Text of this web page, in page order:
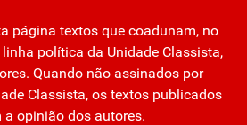
página textos que coadunam, no
política da Unidade Classista,
Quando não assinados por
Classista, os textos publicados
a opinião dos autores.